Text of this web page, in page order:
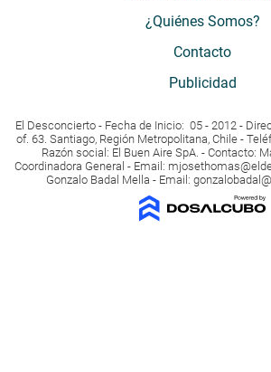
¿Quiénes Somos?
Contacto
Publicidad
El Desconcierto - Fecha de Inicio: 05 - 2012 -
of. 63. Santiago, Región Metropolitana, Chile -
Razón social: El Buen Aire SpA. - Contacto:
Coordinadora General - Email:
Gonzalo Badal Mella - Email: